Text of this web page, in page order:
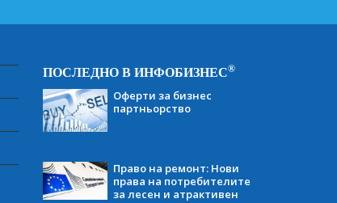
ПОСЛЕДНО В ИНФОБИЗНЕС®
Оферти за бизнес
партньорство
Право на ремонт: Нови
права на потребителите
за лесен и атрактивен